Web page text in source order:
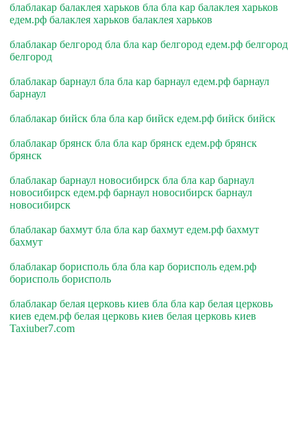
блаблакар балаклея харьков бла бла кар балаклея харьков
едем.рф балаклея харьков балаклея харьков
блаблакар белгород бла бла кар белгород едем.рф белгород
белгород
блаблакар барнаул бла бла кар барнаул едем.рф барнаул
барнаул
блаблакар бийск бла бла кар бийск едем.рф бийск бийск
блаблакар брянск бла бла кар брянск едем.рф брянск
брянск
блаблакар барнаул новосибирск бла бла кар барнаул
новосибирск едем.рф барнаул новосибирск барнаул
новосибирск
блаблакар бахмут бла бла кар бахмут едем.рф бахмут
бахмут
блаблакар борисполь бла бла кар борисполь едем.рф
борисполь борисполь
блаблакар белая церковь киев бла бла кар белая церковь
киев едем.рф белая церковь киев белая церковь киев
Taxiuber7.com